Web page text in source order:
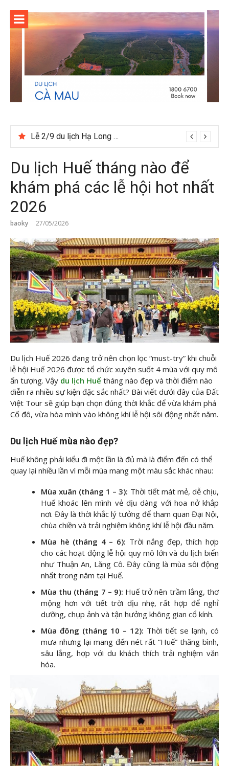
content
Lễ 2/9 du lịch Hạ Long nên đia tour hay tự túc
Du lịch Huế tháng nào để
khám phá các lễ hội hot nhất
2026
baoky 27/05/2026
Du lịch Huế 2026 đang trở nên chọn lọc “must-try” khi chuỗi
lễ hội Huế 2026 được tổ chức xuyên suốt 4 mùa với quy mô
ấn tượng. Vậy du lịch Huế tháng nào đẹp và thời điểm nào
diễn ra nhiều sự kiện đặc sắc nhất? Bài viết dưới đây của Đất
Việt Tour sẽ giúp bạn chọn đúng thời khắc để vừa khám phá
Cố đô, vừa hòa mình vào không khí lễ hội sôi động nhất năm.
Du lịch Huế mùa nào đẹp?
Huế không phải kiểu đi một lần là đủ mà là điểm đến có thể
quay lại nhiều lần vì mỗi mùa mang một màu sắc khác nhau:
Mùa xuân (tháng 1 – 3): Thời tiết mát mẻ, dễ chịu,
Huế khoác lên mình vẻ dịu dàng với hoa nở khắp
nơi. Đây là thời khắc lý tưởng để tham quan Đại Nội,
chùa chiền và trải nghiệm không khí lễ hội đầu năm.
Mùa hè (tháng 4 – 6): Trời nắng đẹp, thích hợp
cho các hoạt động lễ hội quy mô lớn và du lịch biển
như Thuận An, Lăng Cô. Đây cũng là mùa sôi động
nhất trong năm tại Huế.
Mùa thu (tháng 7 – 9): Huế trở nên trầm lắng, thơ
mộng hơn với tiết trời dịu nhẹ, rất hợp để nghỉ
dưỡng, chụp ảnh và tận hưởng không gian cổ kính.
Mùa đông (tháng 10 – 12): Thời tiết se lạnh, có
mưa nhưng lại mang đến nét rất “Huế” thăng bình,
sâu lắng, hợp với du khách thích trải nghiệm văn
hóa.